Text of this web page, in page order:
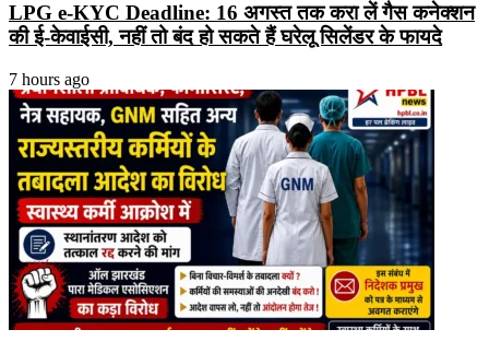
LPG e-KYC Deadline: 16 अगस्त तक करा लें गैस कनेक्शन
की ई-केवाईसी, नहीं तो बंद हो सकते हैं घरेलू सिलेंडर के फायदे
7 hours ago